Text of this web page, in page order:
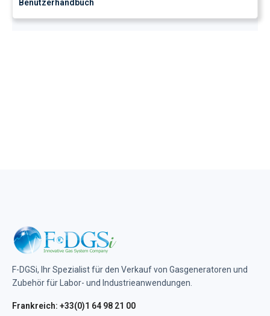
Benutzerhandbuch
F-DGSi, Ihr Spezialist für den Verkauf von Gasgeneratoren und
Zubehör für Labor- und Industrieanwendungen.
Frankreich: +33(0)1 64 98 21 00